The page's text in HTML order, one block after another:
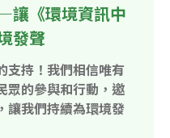
讓《環境資訊中
發聲
支持！我們相信唯有
眾的參與和行動，邀
讓我們持續為環境發